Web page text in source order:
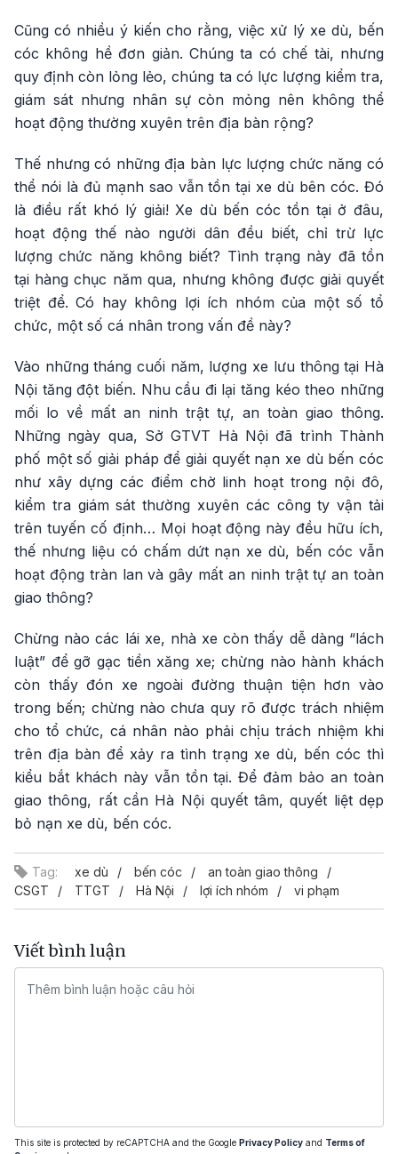
Cũng có nhiều ý kiến cho rằng, việc xử lý xe dù, bến
cóc không hề đơn giản. Chúng ta có chế tài, nhưng
quy định còn lỏng lẻo, chúng ta có lực lượng kiểm tra,
giám sát nhưng nhân sự còn mỏng nên không thể
hoạt động thường xuyên trên địa bàn rộng?
Thế nhưng có những địa bàn lực lượng chức năng có
thể nói là đủ mạnh sao vẫn tồn tại xe dù bên cóc. Đó
là điều rất khó lý giải! Xe dù bến cóc tồn tại ở đâu,
hoạt động thế nào người dân đều biết, chỉ trừ lực
lượng chức năng không biết? Tình trạng này đã tồn
tại hàng chục năm qua, nhưng không được giải quyết
triệt để. Có hay không lợi ích nhóm của một số tổ
chức, một số cá nhân trong vấn đề này?
Vào những tháng cuối năm, lượng xe lưu thông tại Hà
Nội tăng đột biến. Nhu cầu đi lại tăng kéo theo những
mối lo về mất an ninh trật tự, an toàn giao thông.
Những ngày qua, Sở GTVT Hà Nội đã trình Thành
phố một số giải pháp để giải quyết nạn xe dù bến cóc
như xây dựng các điểm chờ linh hoạt trong nội đô,
kiểm tra giám sát thường xuyên các công ty vận tải
trên tuyến cố định… Mọi hoạt động này đều hữu ích,
thế nhưng liệu có chấm dứt nạn xe dù, bến cóc vẫn
hoạt động tràn lan và gây mất an ninh trật tự an toàn
giao thông?
Chừng nào các lái xe, nhà xe còn thấy dễ dàng “lách
luật” để gỡ gạc tiền xăng xe; chừng nào hành khách
còn thấy đón xe ngoài đường thuận tiện hơn vào
trong bến; chừng nào chưa quy rõ được trách nhiệm
cho tổ chức, cá nhân nào phải chịu trách nhiệm khi
trên địa bàn để xảy ra tình trạng xe dù, bến cóc thì
kiểu bắt khách này vẫn tồn tại. Để đảm bảo an toàn
giao thông, rất cần Hà Nội quyết tâm, quyết liệt dẹp
bỏ nạn xe dù, bến cóc.
Tag: xe dù bến cóc
an toàn giao thông
CSGT
TTGT Hà Nội lợi ích nhóm vi phạm
Viết bình luận
This site is protected by reCAPTCHA and the Google Privacy Policy and Terms of